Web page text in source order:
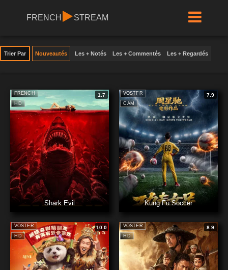
FRENCH STREAM
Trier Par Nouveautés Les + Notés Les + Commentés Les + Regardés
HD
FRENCH 1.7
Shark Evil
CAM
VOSTFR 7.9
Kung Fu Soccer
HD
VOSTFR 10.0
HD
VOSTFR 8.9